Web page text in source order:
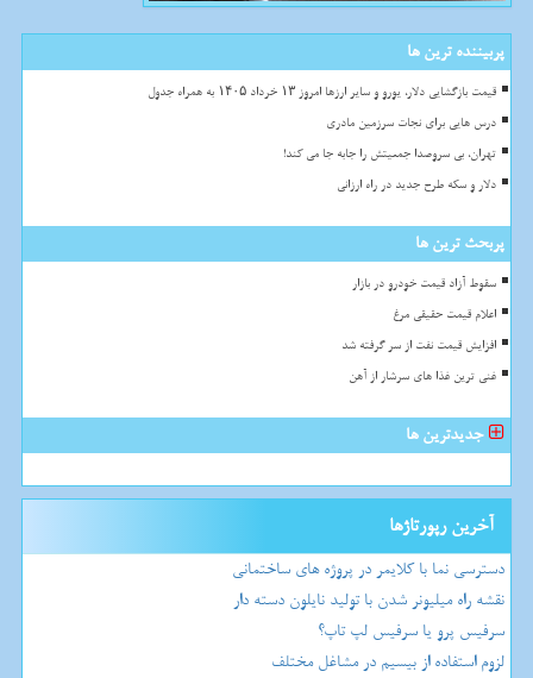
پربیننده ترین ها
قیمت بازگشایی دلار، یورو و سایر ارزها امروز ۱۳ خرداد ۱۴۰۵ به همراه جدول
درس هایی برای نجات سرزمین مادری
تهران، بی سروصدا جمعیتش را جابه جا می کند!
دلار و سکه طرح جدید در راه ارزانی
پربحث ترین ها
سقوط آزاد قیمت خودرو در بازار
اعلام قیمت حقیقی مرغ
افزایش قیمت نفت از سر گرفته شد
غنی ترین غذا های سرشار از آهن
جدیدترین ها
آخرین رپورتاژها
دسترسی نما با کلایمر در پروژه های ساختمانی
نقشه راه میلیونر شدن با تولید نایلون دسته دار
سرفیس پرو یا سرفیس لپ تاپ؟
لزوم استفاده از بیسیم در مشاغل مختلف